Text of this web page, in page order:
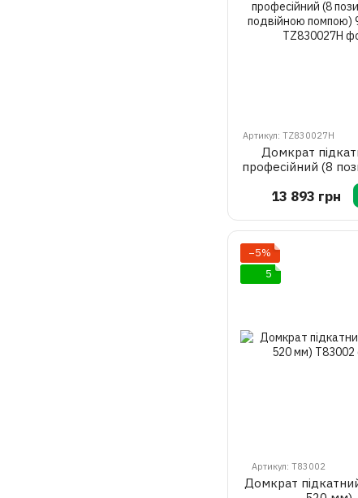
Артикул: TZ830027H
Домкрат
професійний (8
подвійною
мм
13 893 грн
−5%
5
Артикул: T83002
Домкрат